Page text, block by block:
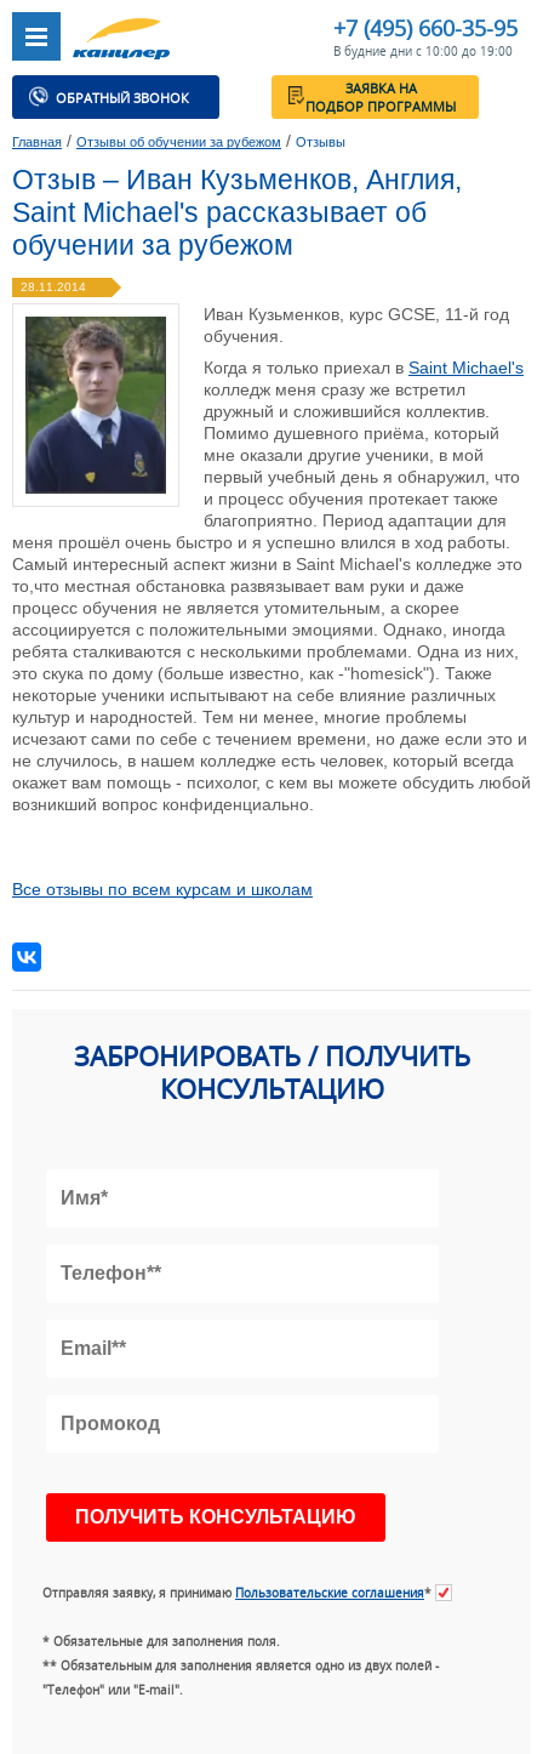
+7 (495) 660-35-95
В будние дни с 10:00 до 19:00
ОБРАТНЫЙ ЗВОНОК
ЗАЯВКА НА
ПОДБОР ПРОГРАММЫ
Главная / Отзывы об обучении за рубежом / Отзывы
Отзыв – Иван Кузьменков, Англия,
Saint Michael's рассказывает об
обучении за рубежом
28.11.2014
Иван Кузьменков, курс GCSE, 11-й год
обучения.
Когда я только приехал в Saint Michael's
колледж меня сразу же встретил
дружный и сложившийся коллектив.
Помимо душевного приёма, который
мне оказали другие ученики, в мой
первый учебный день я обнаружил, что
и процесс обучения протекает также
благоприятно. Период адаптации для
меня прошёл очень быстро и я успешно влился в ход работы.
Самый интересный аспект жизни в Saint Michael's колледже это
то,что местная обстановка развязывает вам руки и даже
процесс обучения не является утомительным, а скорее
ассоциируется с положительными эмоциями. Однако, иногда
ребята сталкиваются с несколькими проблемами. Одна из них,
это скука по дому (больше известно, как ‐"homesick"). Также
некоторые ученики испытывают на себе влияние различных
культур и народностей. Тем ни менее, многие проблемы
исчезают сами по себе с течением времени, но даже если это и
не случилось, в нашем колледже есть человек, который всегда
окажет вам помощь ‐ психолог, с кем вы можете обсудить любой
возникший вопрос конфиденциально.
Все отзывы по всем курсам и школам
ЗАБРОНИРОВАТЬ / ПОЛУЧИТЬ
КОНСУЛЬТАЦИЮ
Отправляя заявку, я принимаю Пользовательские соглашения*
* Обязательные для заполнения поля.
** Обязательным для заполнения является одно из двух полей -
"Телефон" или "E-mail".